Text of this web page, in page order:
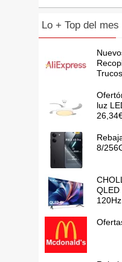
Lo + Top del mes
luz
8/
QLED